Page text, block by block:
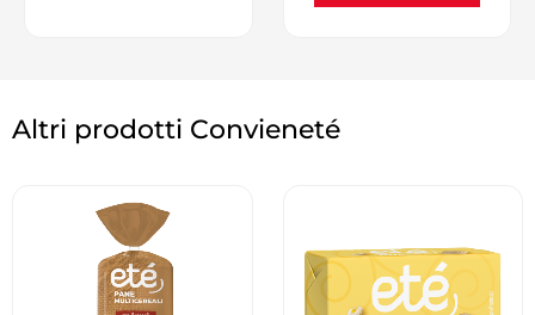
Altri prodotti Convieneté